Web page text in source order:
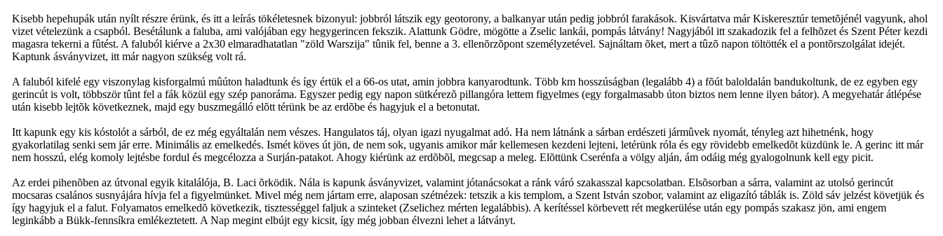
Kisebb hepehupák után nyílt részre érünk, és itt a leírás tökéletesnek bizonyul: jobbról látszik egy geotorony, a balkanyar után pedig jobbról farakások. Kisvártatva már Kiskeresztúr temetõjénél vagyunk, ahol
vizet vételezünk a csapból. Besétálunk a faluba, ami valójában egy hegygerincen fekszik. Alattunk Gödre, mögötte a Zselic lankái, pompás látvány! Nagyjából itt szakadozik fel a felhõzet és Szent Péter kezdi
magasra tekerni a fûtést. A faluból kiérve a 2x30 elmaradhatatlan "zöld Warszija" tûnik fel, benne a 3. ellenõrzõpont személyzetével. Sajnáltam õket, mert a tûzõ napon töltötték el a pontõrszolgálat idejét.
Kaptunk ásványvizet, itt már nagyon szükség volt rá.
A faluból kifelé egy viszonylag kisforgalmú mûúton haladtunk és így értük el a 66-os utat, amin jobbra kanyarodtunk. Több km hosszúságban (legalább 4) a fõút baloldalán bandukoltunk, de ez egyben egy
gerincút is volt, többször tûnt fel a fák közül egy szép panoráma. Egyszer pedig egy napon sütkérezõ pillangóra lettem figyelmes (egy forgalmasabb úton biztos nem lenne ilyen bátor). A megyehatár átlépése
után kisebb lejtõk következnek, majd egy buszmegálló elõtt térünk be az erdõbe és hagyjuk el a betonutat.
Itt kapunk egy kis kóstolót a sárból, de ez még egyáltalán nem vészes. Hangulatos táj, olyan igazi nyugalmat adó. Ha nem látnánk a sárban erdészeti jármûvek nyomát, tényleg azt hihetnénk, hogy
gyakorlatilag senki sem jár erre. Minimális az emelkedés. Ismét köves út jön, de nem sok, ugyanis amikor már kellemesen kezdeni lejteni, letérünk róla és egy rövidebb emelkedõt küzdünk le. A gerinc itt már
nem hosszú, elég komoly lejtésbe fordul és megcélozza a Surján-patakot. Ahogy kiérünk az erdõbõl, megcsap a meleg. Elõttünk Cserénfa a völgy alján, ám odáig még gyalogolnunk kell egy picit.
Az erdei pihenõben az útvonal egyik kitalálója, B. Laci õrködik. Nála is kapunk ásványvizet, valamint jótanácsokat a ránk váró szakasszal kapcsolatban. Elsõsorban a sárra, valamint az utolsó gerincút
mocsaras csalános susnyájára hívja fel a figyelmünket. Mivel még nem jártam erre, alaposan szétnézek: tetszik a kis templom, a Szent István szobor, valamint az eligazító táblák is. Zöld sáv jelzést követjük és
így hagyjuk el a falut. Folyamatos emelkedõ következik, tisztességgel faljuk a szinteket (Zselichez mérten legalábbis). A kerítéssel körbevett rét megkerülése után egy pompás szakasz jön, ami engem
leginkább a Bükk-fennsíkra emlékeztetett. A Nap megint elbújt egy kicsit, így még jobban élvezni lehet a látványt.